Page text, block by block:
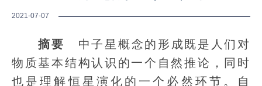
2021-07-07
摘要 中子星概念的形成既是人们对
物质基本结构认识的一个自然推论，同时
也是理解恒星演化的一个必然环节。自